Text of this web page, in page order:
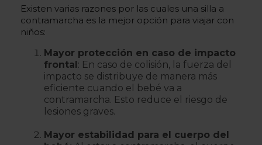
Existen varias razones por las cuales una silla a
contramarcha es la mejor opción para viajar con
niños:
Mayor protección en caso de impacto
frontal : En caso de colisión, la fuerza del
impacto se distribuye de manera más
eficiente cuando el bebé va a
contramarcha. Esto reduce el riesgo de
lesiones graves.
Mayor estabilidad para el cuerpo del